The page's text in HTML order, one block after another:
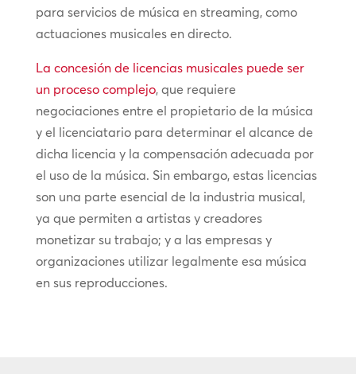
para servicios de música en streaming, como
actuaciones musicales en directo.
La concesión de licencias musicales puede ser
un proceso complejo, que requiere
negociaciones entre el propietario de la música
y el licenciatario para determinar el alcance de
dicha licencia y la compensación adecuada por
el uso de la música. Sin embargo, estas licencias
son una parte esencial de la industria musical,
ya que permiten a artistas y creadores
monetizar su trabajo; y a las empresas y
organizaciones utilizar legalmente esa música
en sus reproducciones.